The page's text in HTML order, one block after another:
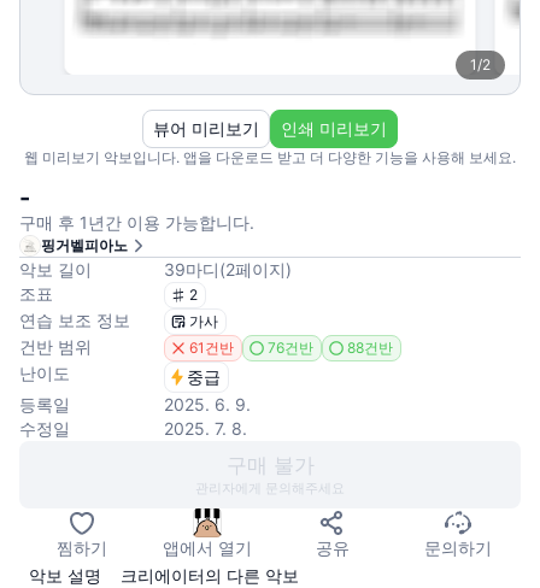
1/2
웹 미리보기 악보입니다. 앱을 다운로드 받고 더 다양한 기능을 사용해 보세요.
뷰어 미리보기 인쇄 미리보기
-
구매 후 1년간 이용 가능합니다.
핑거벨피아노
악보 길이 39마디(2페이지)
조표
2
연습 보조 정보 가사
건반 범위 61건반 76건반 88건반
난이도
중급
등록일
2025. 6. 9.
수정일
2025. 7. 8.
구매 불가
관리자에게 문의해주세요
찜하기 앱에서 열기 공유
문의하기
악보 설명
크리에이터의 다른 악보